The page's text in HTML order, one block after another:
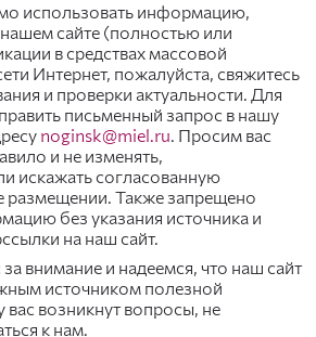
использовать информацию,
сайте (полностью или
в средствах массовой
Интернет, пожалуйста, свяжитесь
и проверки актуальности. Для
письменный запрос в нашу
noginsk@miel.ru. Просим вас
и не изменять,
искажать согласованную
Также запрещено
без указания источника и
на наш сайт.
внимание и надеемся, что наш сайт
источником полезной
возникнут вопросы, не
к нам.